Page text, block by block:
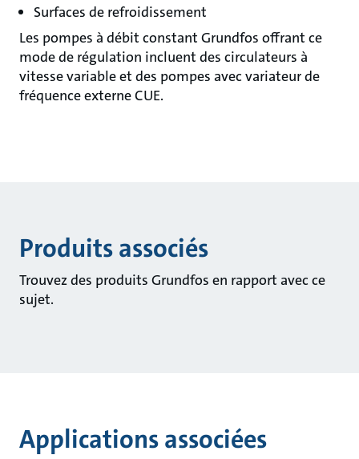
Surfaces de refroidissement
Les pompes à débit constant Grundfos offrant ce
mode de régulation incluent des circulateurs à
vitesse variable et des pompes avec variateur de
fréquence externe CUE.
Produits associés
Trouvez des produits Grundfos en rapport avec ce
sujet.
Applications associées